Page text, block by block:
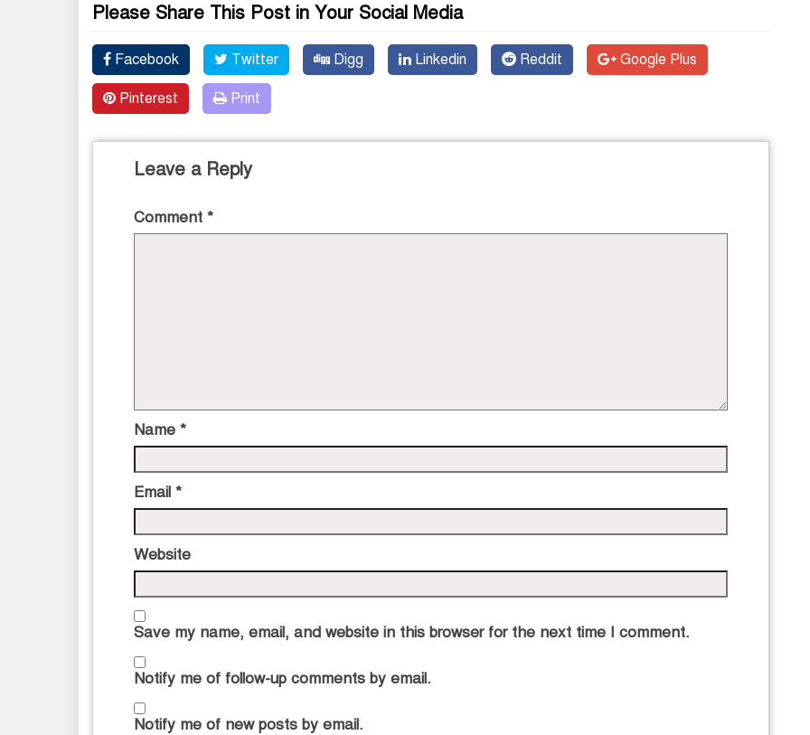
Please Share This Post in Your Social Media
Facebook Twitter Digg Linkedin Reddit Google Plus
Pinterest Print
Leave a Reply
Comment *
Name *
Email *
Website
Save my name, email, and website in this browser for the next time I comment.
Notify me of follow-up comments by email.
Notify me of new posts by email.